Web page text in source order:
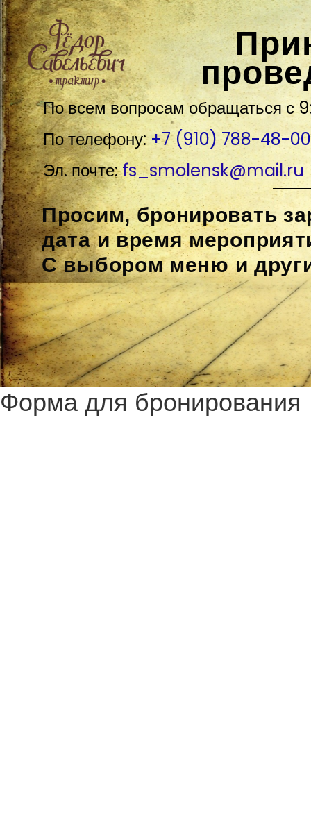
......
По всем вопросам обращаться с
Просим, бронировать
дата и время
С выбором меню и
По телефону:+7 (910) 788-48-00
Эл. почте:fs_smolensk@mail.ru
Форма для бронирования